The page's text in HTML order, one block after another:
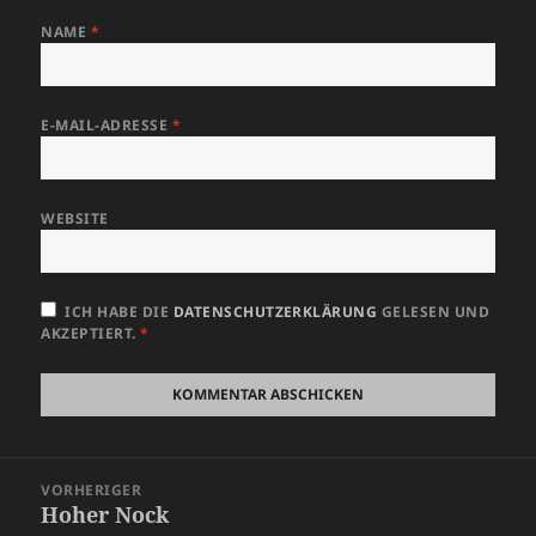
NAME *
E-MAIL-ADRESSE *
WEBSITE
ICH HABE DIE DATENSCHUTZERKLÄRUNG GELESEN UND
AKZEPTIERT. *
VORHERIGER
Vorheriger
Hoher Nock